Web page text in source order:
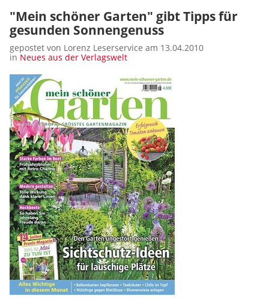
"Mein schöner Garten" gibt Tipps für
gesunden Sonnengenuss
gepostet von Lorenz Leserservice am 13.04.2010
in Neues aus der Verlagswelt